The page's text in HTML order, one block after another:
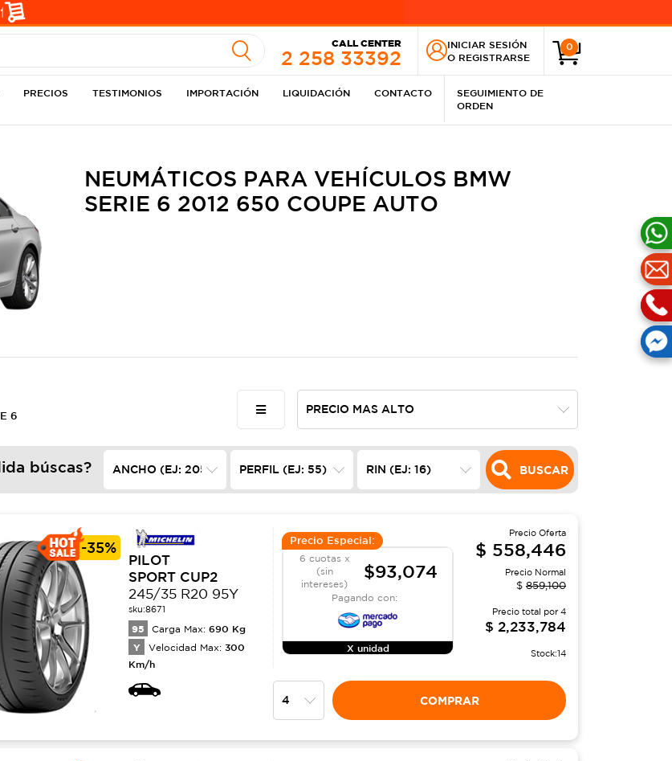
CALL CENTER
2 258 33392
INICIAR SESIÓN
O REGISTRARSE
0
PRECIOS TESTIMONIOS IMPORTACIÓN LIQUIDACIÓN CONTACTO
SEGUIMIENTO DE
ORDEN
NEUMÁTICOS PARA VEHÍCULOS BMW
SERIE 6 2012 650 COUPE AUTO
6
búscas? BUSCAR
-35%
PILOT
SPORT CUP2
245/35 R20 95Y
sku:8671
95 Carga Max: 690 Kg
Y Velocidad Max: 300
Km/h
Precio Especial:
6 cuotas x
(sin
intereses)
$93,074
Pagando con:
X unidad
Precio Oferta
$ 558,446
Precio Normal
$ 859,100
Precio total por4
$ 2,233,784
Stock:14
COMPRAR